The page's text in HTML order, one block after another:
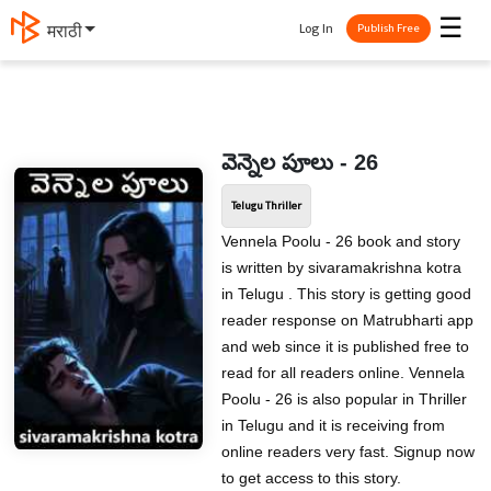
मराठी ☰
Log In Publish Free
వెన్నెల పూలు - 26
Telugu Thriller
Vennela Poolu - 26 book and story
is written by sivaramakrishna kotra
in Telugu . This story is getting good
reader response on Matrubharti app
and web since it is published free to
read for all readers online. Vennela
Poolu - 26 is also popular in Thriller
in Telugu and it is receiving from
online readers very fast. Signup now
to get access to this story.